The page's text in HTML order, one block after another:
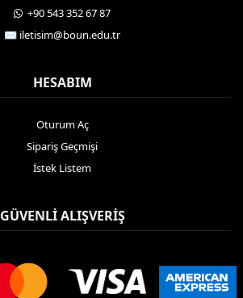
️ +90 543 352 67 87
✉️ iletisim@boun.edu.tr
HESABIM
Oturum Aç
Sipariş Geçmişi
İstek Listem
GÜVENLI ALIŞVERIŞ